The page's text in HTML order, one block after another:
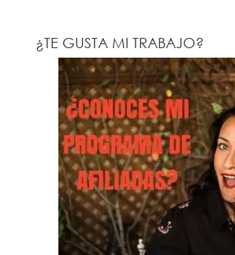
¿TE GUSTA MI TRABAJO?